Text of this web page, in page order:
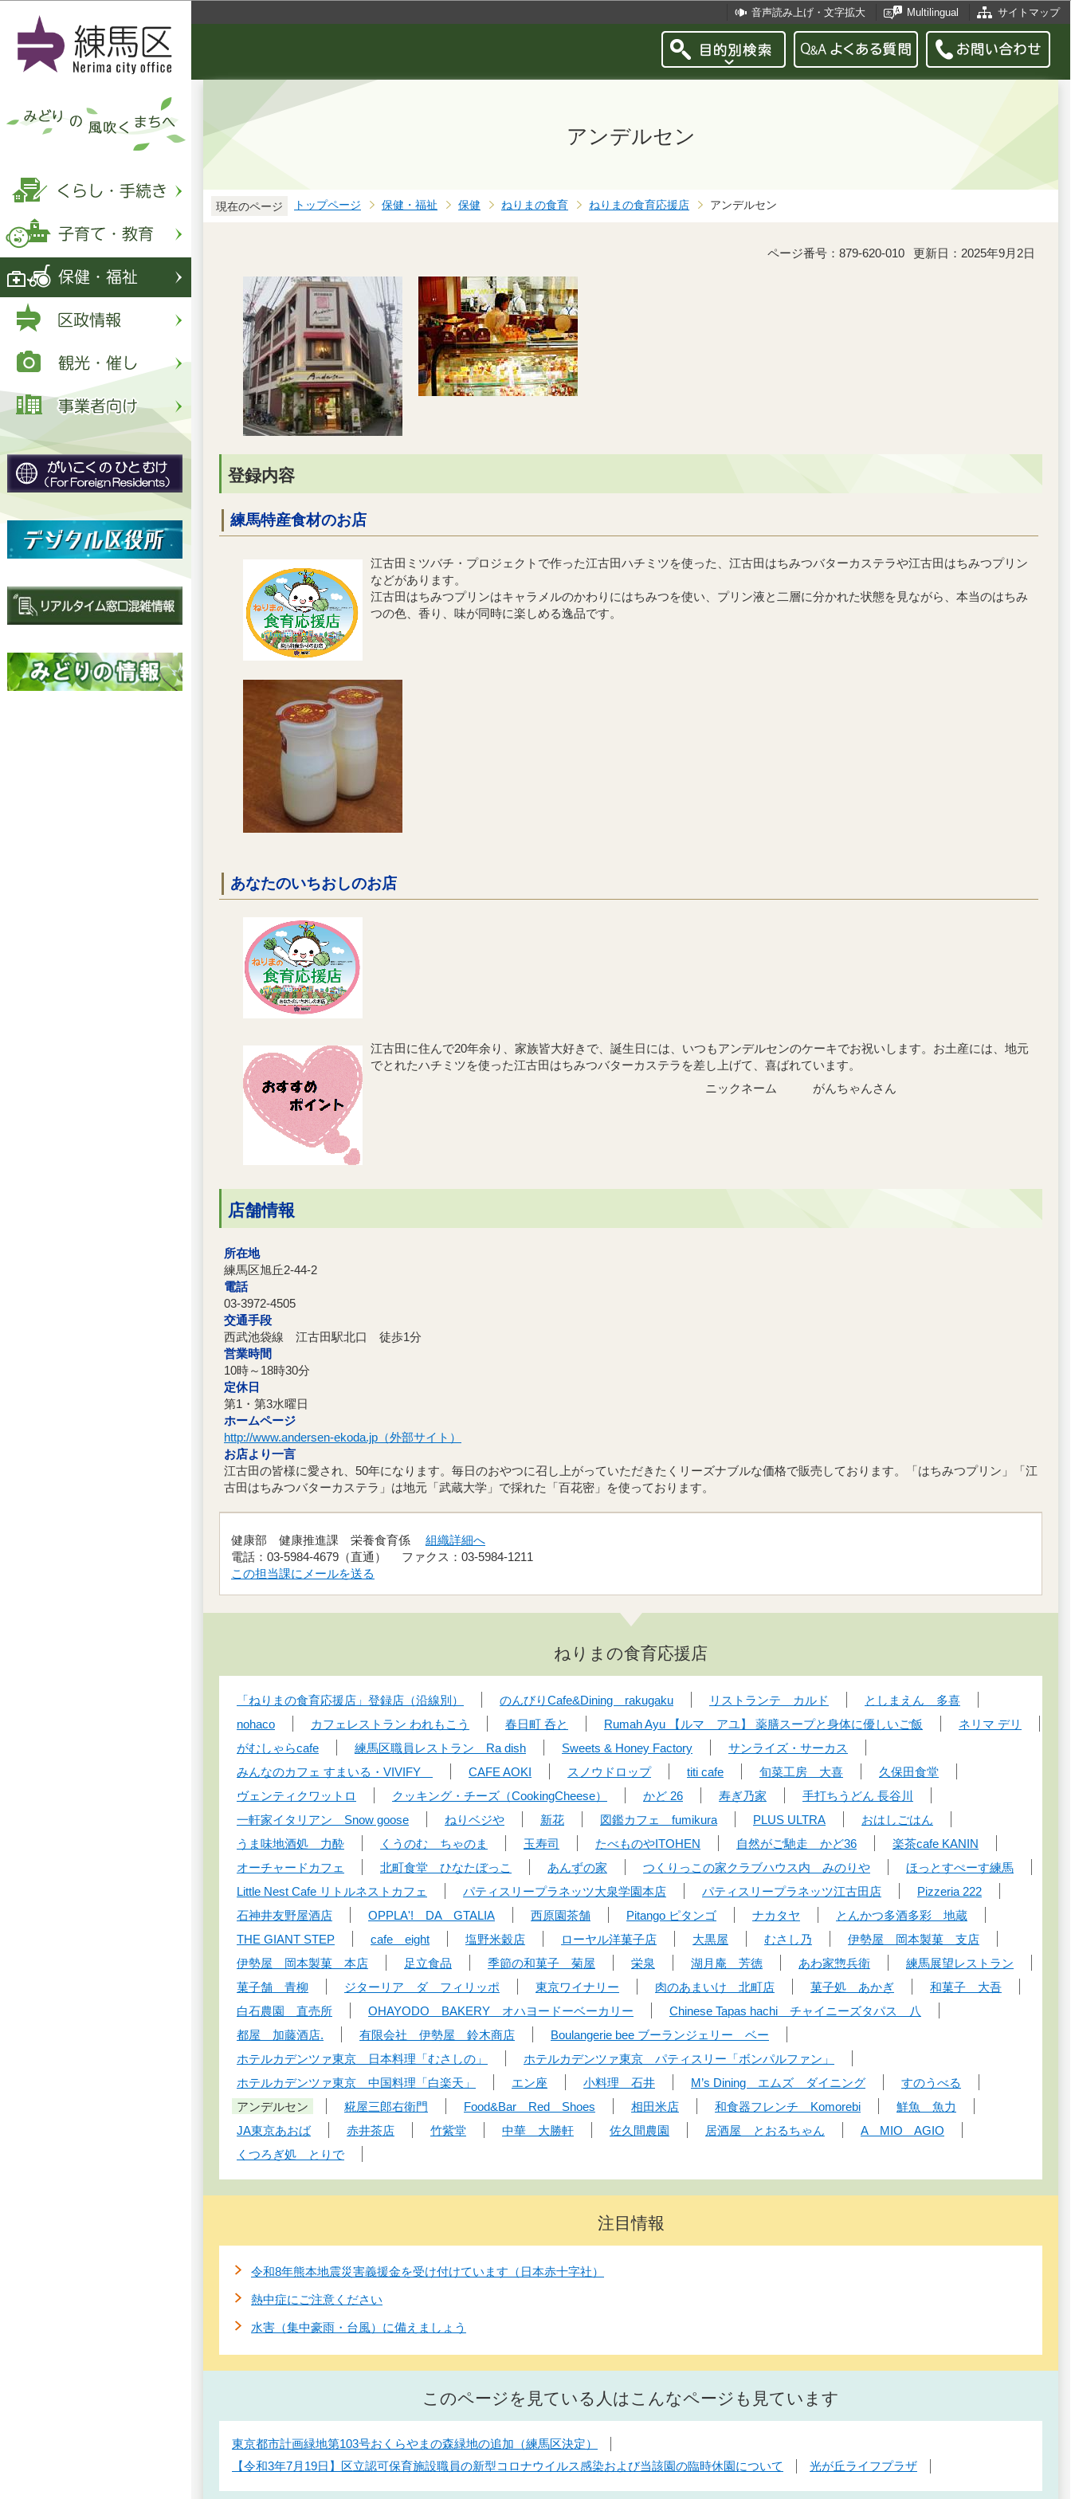
音声読み上げ・文字拡大 Multilingual サイトマップ
アンデルセン
現在のページ トップページ 保健・福祉 保健 ねりまの食育 ねりまの食育応援店 アンデルセン
ページ番号：879-620-010 更新日：2025年9月2日
登録内容
練馬特産食材のお店
江古田ミツバチ・プロジェクトで作った江古田ハチミツを使った、江古田はちみつバターカステラや江古田はちみつプリン
などがあります。
江古田はちみつプリンはキャラメルのかわりにはちみつを使い、プリン液と二層に分かれた状態を見ながら、本当のはちみ
つの色、香り、味が同時に楽しめる逸品です。
あなたのいちおしのお店
江古田に住んで20年余り、家族皆大好きで、誕生日には、いつもアンデルセンのケーキでお祝いします。お土産には、地元
でとれたハチミツを使った江古田はちみつバターカステラを差し上げて、喜ばれています。
ニックネーム がんちゃんさん
店舗情報
所在地
練馬区旭丘2-44-2
電話
03-3972-4505
交通手段
西武池袋線 江古田駅北口 徒歩1分
営業時間
10時～18時30分
定休日
第1・第3水曜日
ホームページ
http://www.andersen-ekoda.jp（外部サイト）
お店より一言
江古田の皆様に愛され、50年になります。毎日のおやつに召し上がっていただきたくリーズナブルな価格で販売しております。「はちみつプリン」「江
古田はちみつバターカステラ」は地元「武蔵大学」で採れた「百花密」を使っております。
健康部 健康推進課 栄養食育係 組織詳細へ
電話：03-5984-4679（直通） ファクス：03-5984-1211
この担当課にメールを送る
ねりまの食育応援店
「ねりまの食育応援店」登録店（沿線別） のんびりCafe&Dining rakugaku リストランテ カルド
としまえん 多喜
nohaco
カフェレストラン われもこう 春日町 呑と Rumah Ayu 【ルマ アユ】 薬膳スープと身体に優しいご飯
ネリマ デリ
がむしゃらcafe
練馬区職員レストラン Ra dish Sweets & Honey Factory
サンライズ・サーカス
みんなのカフェ すまいる・VIVIFY
CAFE AOKI スノウドロップ titi cafe 旬菜工房 大喜
久保田食堂
ヴェンティクワットロ
クッキング・チーズ（CookingCheese） かど 26 寿ぎ乃家
手打ちうどん 長谷川
一軒家イタリアン Snow goose
ねりベジや 新花 図鑑カフェ fumikura PLUS ULTRA
おはしごはん
うま味地酒処 力酔
くうのむ ちゃのま 玉寿司 たべものやITOHEN 自然がご馳走 かど36
楽茶cafe KANIN
オーチャードカフェ
北町食堂 ひなたぼっこ あんずの家 つくりっこの家クラブハウス内 みのりや
ほっとすぺーす練馬
Little Nest Cafe リトルネストカフェ
パティスリープラネッツ大泉学園本店 パティスリープラネッツ江古田店
Pizzeria 222
石神井友野屋酒店
OPPLA'! DA GTALIA 西原園茶舗 Pitango ピタンゴ ナカタヤ
とんかつ多酒多彩 地蔵
THE GIANT STEP
cafe eight 塩野米穀店 ローヤル洋菓子店 大黒屋 むさし乃
伊勢屋 岡本製菓 支店
伊勢屋 岡本製菓 本店
足立食品 季節の和菓子 菊屋 栄泉 湖月庵 芳徳 あわ家惣兵衛
練馬展望レストラン
菓子舗 青柳
ジターリア ダ フィリッポ 東京ワイナリー 肉のあまいけ 北町店 菓子処 あかぎ
和菓子 大吾
白石農園 直売所
OHAYODO BAKERY オハヨードーベーカリー
Chinese Tapas hachi チャイニーズタパス 八
都屋 加藤酒店.
有限会社 伊勢屋 鈴木商店
Boulangerie bee ブーランジェリー ベー
ホテルカデンツァ東京 日本料理「むさしの」
ホテルカデンツァ東京 パティスリー「ボンパルファン」
ホテルカデンツァ東京 中国料理「白楽天」
エン座 小料理 石井 M’s Dining エムズ ダイニング
すのうべる
アンデルセン
糀屋三郎右衛門 Food&Bar Red Shoes 相田米店 和食器フレンチ Komorebi
鮮魚 魚力
JA東京あおば
赤井茶店 竹紫堂 中華 大勝軒 佐久間農園 居酒屋 とおるちゃん
A MIO AGIO
くつろぎ処 とりで
注目情報
令和8年熊本地震災害義援金を受け付けています（日本赤十字社）
熱中症にご注意ください
水害（集中豪雨・台風）に備えましょう
このページを見ている人はこんなページも見ています
東京都市計画緑地第103号おくらやまの森緑地の追加（練馬区決定）
【令和3年7月19日】区立認可保育施設職員の新型コロナウイルス感染および当該園の臨時休園について
光が丘ライフプラザ